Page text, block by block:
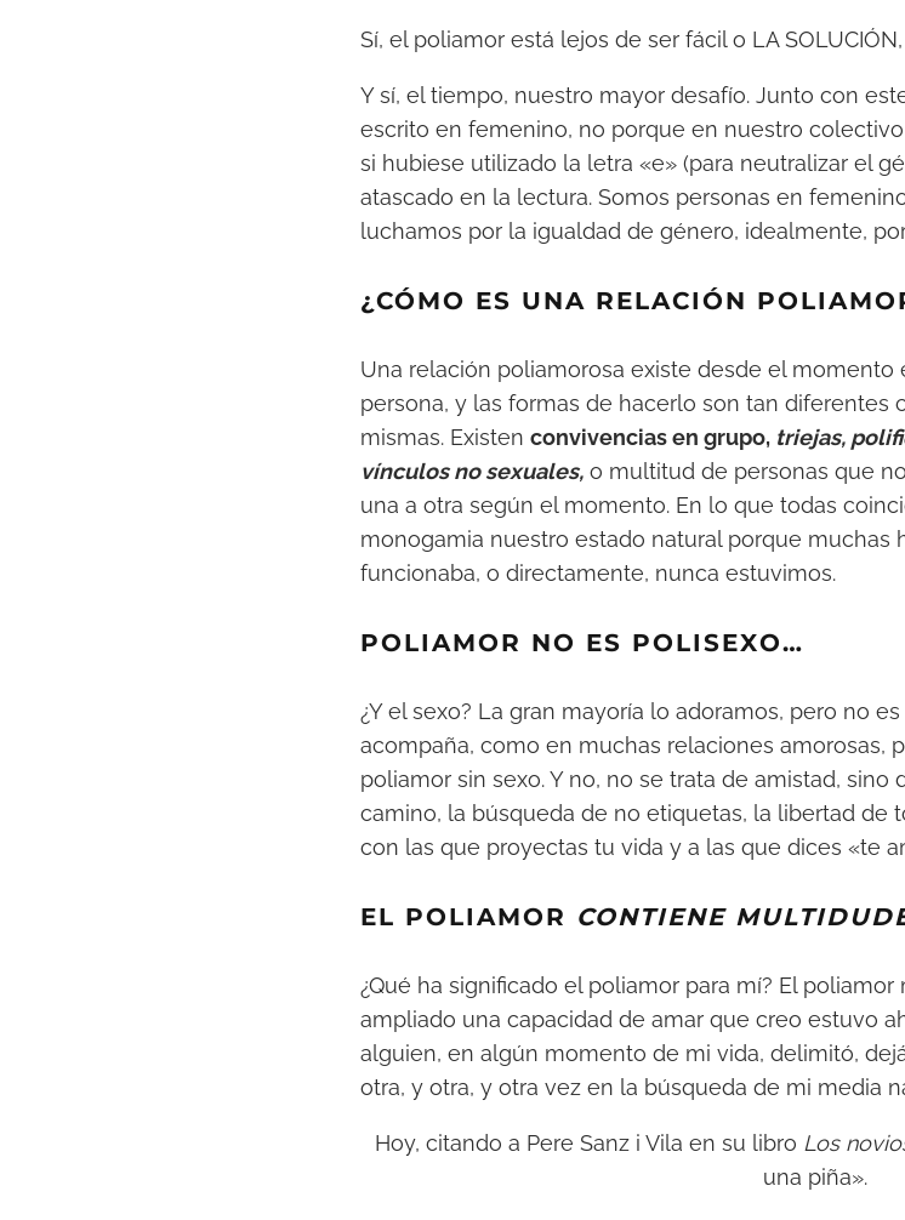
Sí, el poliamor está lejos de ser fácil o LA
Y sí, el tiempo, nuestro mayor desafío. Junto con
escrito en femenino, no porque en nuestro
si hubiese utilizado la letra «e» (para neutralizar el
atascado en la lectura. Somos personas en
luchamos por la igualdad de género, idealmente,
¿CÓMO ES UNA RELACIÓN
Una relación poliamorosa existe desde el momento
persona, y las formas de hacerlo son tan diferentes
mismas. Existen convivencias en grupo, triejas,
vínculos no sexuales, o multitud de personas que
una a otra según el momento. En lo que todas
monogamia nuestro estado natural porque muchas
funcionaba, o directamente, nunca estuvimos.
POLIAMOR NO ES POLISEXO…
¿Y el sexo? La gran mayoría lo adoramos, pero no
acompaña, como en muchas relaciones amorosas,
poliamor sin sexo. Y no, no se trata de amistad,
camino, la búsqueda de no etiquetas, la libertad de
con las que proyectas tu vida y a las que dices «te
EL POLIAMOR CONTIENE
¿Qué ha significado el poliamor para mí? El
ampliado una capacidad de amar que creo estuvo
alguien, en algún momento de mi vida, delimitó,
otra, y otra, y otra vez en la búsqueda de mi media
Hoy, citando a Pere Sanz i Vila en su libro Los
una piña».